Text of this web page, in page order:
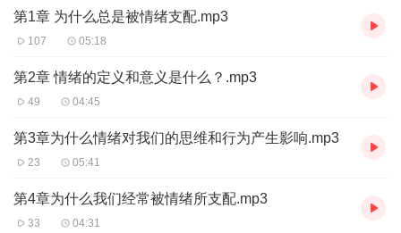
14-16章——鲁智深倒拔垂杨柳
17-19章——米乐牙
20-22章——瑶十一
23-25章——关关逐月吟
26-28章——欣欣雨
29-31章——喵耳
35-37章——兔叽小声优
38-40章——雪飘零
44-46章——米米妈妈的成长
47-49章——琮容有魚
第1章 为什么总是被情绪支配.mp3
107 05:18
第2章 情绪的定义和意义是什么？.mp3
49 04:45
第3章为什么情绪对我们的思维和行为产生影响.mp3
23 05:41
第4章为什么我们经常被情绪所支配.mp3
33 04:31